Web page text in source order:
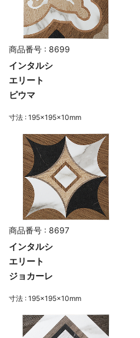
商品番号 : 8699
インタルシ
エリート
ピウマ
寸法 : 195×195×10mm
商品番号 : 8697
インタルシ
エリート
ジョカーレ
寸法 : 195×195×10mm